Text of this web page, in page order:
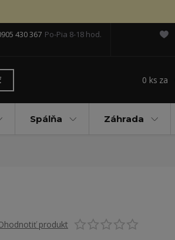
430 367 Po-Pia 8-18 hod.
0 ks za
Spálňa Záhrada
produkt